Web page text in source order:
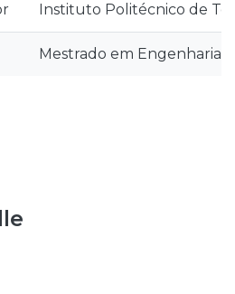
Instituto Politécnico de
Mestrado em Engenharia